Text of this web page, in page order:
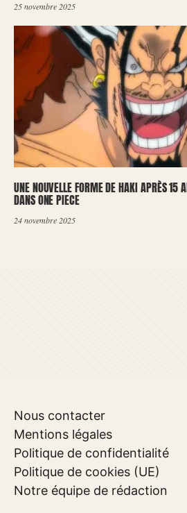
25 novembre 2025
UNE NOUVELLE FORME DE HAKI APRÈS 15
DANS ONE PIECE
24 novembre 2025
Nous contacter
Mentions légales
Politique de confidentialité
Politique de cookies (UE)
Notre équipe de rédaction